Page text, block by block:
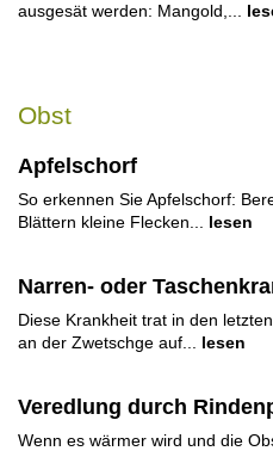
ausgesät werden: Mangold,...
Obst
Apfelschorf
So erkennen Sie Apfelschorf:
Blättern kleine Flecken...
lesen
Narren- oder
Diese Krankheit trat in den
an der Zwetschge auf...
lesen
Veredlung durch
Wenn es wärmer wird und die